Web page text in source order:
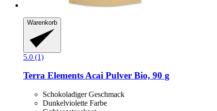
Warenkorb
5.0 (1)
Terra ElementsAcai Pulver Bio, 90 g
Schokoladiger Geschmack
Dunkelviolette Farbe